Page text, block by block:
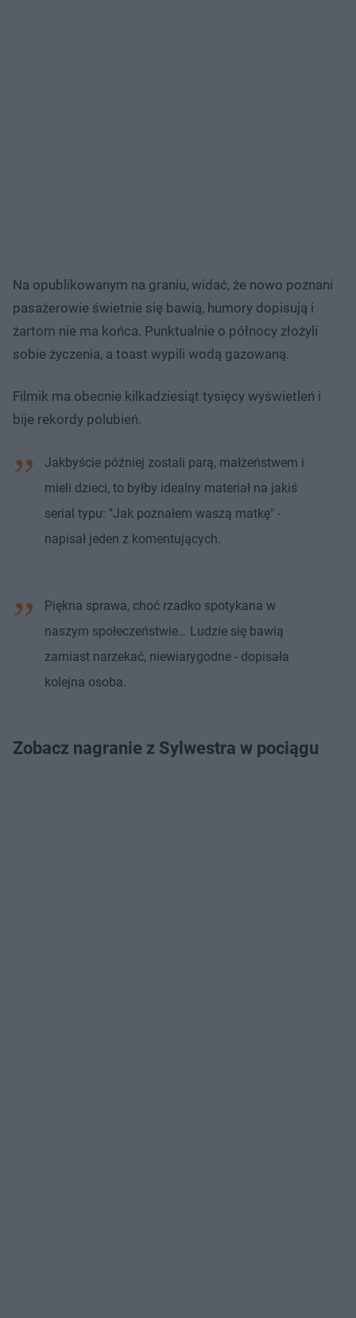
Na opublikowanym na graniu, widać, że nowo poznani
pasażerowie świetnie się bawią, humory dopisują i
żartom nie ma końca. Punktualnie o północy złożyli
sobie życzenia, a toast wypili wodą gazowaną.
Filmik ma obecnie kilkadziesiąt tysięcy wyświetleń i
bije rekordy polubień.
Jakbyście później zostali parą, małżeństwem i
mieli dzieci, to byłby idealny materiał na jakiś
serial typu: "Jak poznałem waszą matkę" -
napisał jeden z komentujących.
Piękna sprawa, choć rzadko spotykana w
naszym społeczeństwie… Ludzie się bawią
zamiast narzekać, niewiarygodne - dopisała
kolejna osoba.
Zobacz nagranie z Sylwestra w pociągu